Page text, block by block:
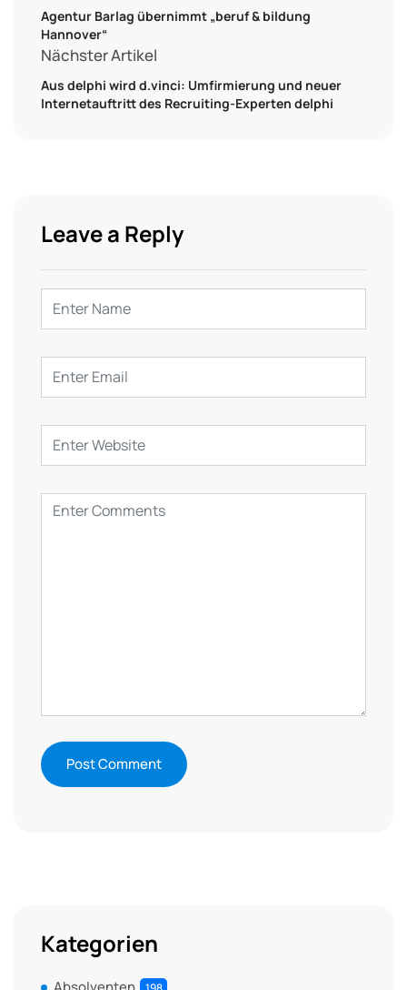
Agentur Barlag übernimmt „beruf & bildung
Hannover“
Nächster Artikel
Aus delphi wird d.vinci: Umfirmierung und neuer
Internetauftritt des Recruiting-Experten delphi
Leave a Reply
Kategorien